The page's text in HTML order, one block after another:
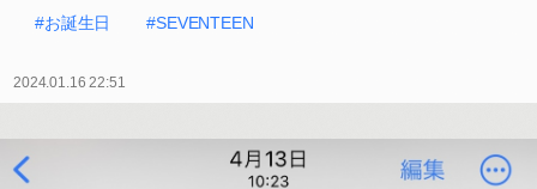
#お誕生日
#SEVENTEEN
2024.01.16 22:51